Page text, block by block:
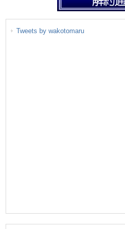
Tweets by wakotomaru